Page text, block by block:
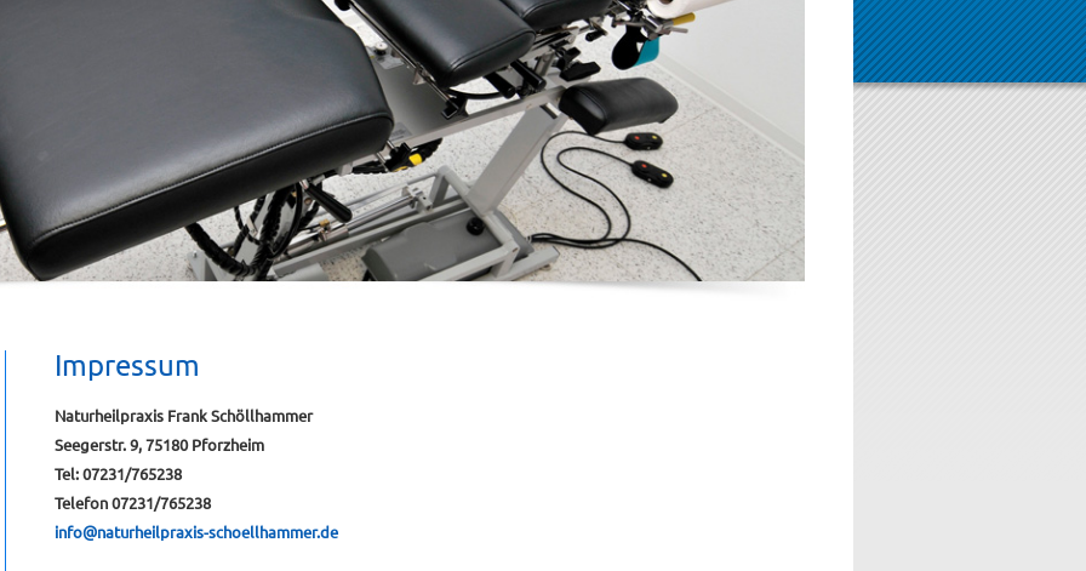
Impressum
Naturheilpraxis Frank Schöllhammer
Seegerstr. 9, 75180 Pforzheim
Tel: 07231/765238
Telefon 07231/765238
info@naturheilpraxis-schoellhammer.de